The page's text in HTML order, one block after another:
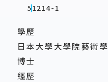
51214-1
學歷
日本大學大學院藝術
博士
經歷